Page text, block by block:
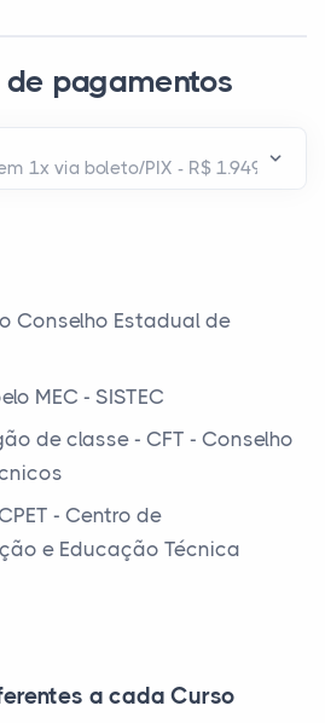
de pagamentos
Conselho Estadual de
MEC - SISTEC
de classe - CFT - Conselho
- Centro de
e Educação Técnica
a cada Curso